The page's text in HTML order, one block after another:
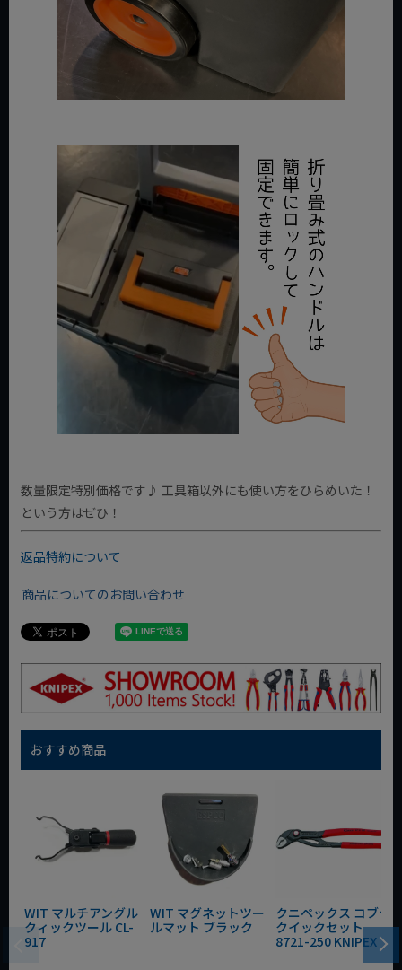
数量限定特別価格です♪ 工具箱以外にも使い方をひらめいた！
という方はぜひ！
返品特約について
商品についてのお問い合わせ
おすすめ商品
WIT マルチアングル
クィックツール CL-
917
WIT マグネットツー
ルマット ブラック
クニペックス コブラ
クイックセット
8721-250 KNIPEX